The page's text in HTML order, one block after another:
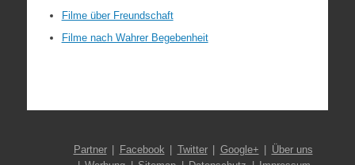
Filme über Freundschaft
Filme nach Wahrer Begebenheit
Partner Facebook Twitter Google+
Über uns